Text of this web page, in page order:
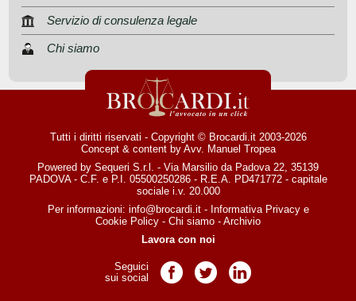
Servizio di consulenza legale
Chi siamo
Tutti i diritti riservati - Copyright © Brocardi.it 2003-2026
Concept & content by Avv. Manuel Tropea
Powered by Sequeri S.r.l. - Via Marsilio da Padova 22, 35139
PADOVA - C.F. e P.I. 05500250286 - R.E.A. PD471772 - capitale
sociale i.v. 20.000
Per informazioni: info@brocardi.it- Informativa Privacye
Cookie Policy - Chi siamo - Archivio
Lavora con noi
Seguici
sui social
Pagina Facebook
Pagina TwitterPagina LinkedIn